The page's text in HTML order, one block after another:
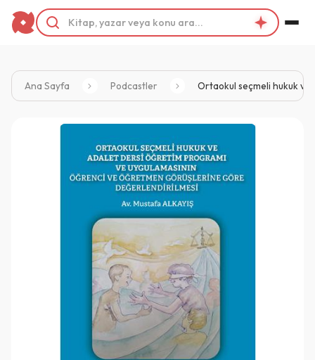
Ana Sayfa Podcastler Ortaokul seçmeli hukuk